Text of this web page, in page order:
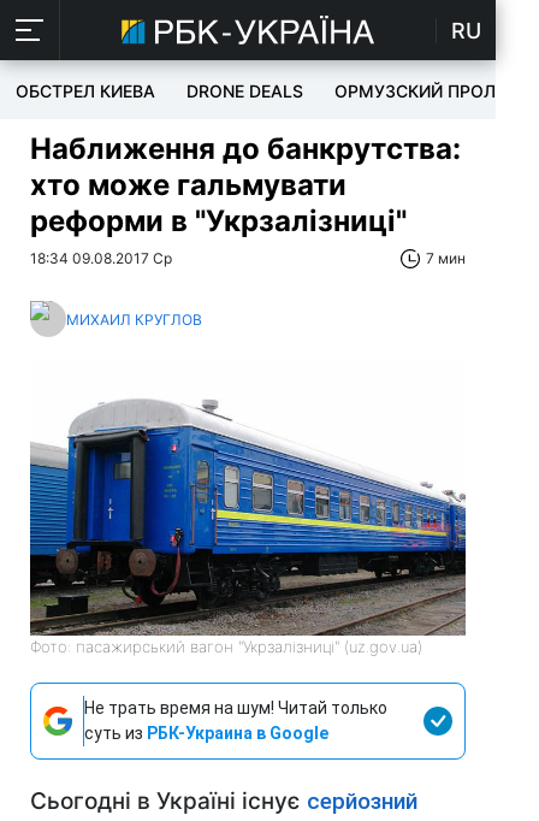
RU
ОБСТРЕЛ КИЕВА DRONE DEALS ОРМУЗСКИЙ ПРОЛИВ
Наближення до банкрутства:
хто може гальмувати
реформи в "Укрзалізниці"
18:34 09.08.2017 Ср 7 мин
МИХАИЛ КРУГЛОВ
Фото: пасажирський вагон "Укрзалізниці" (uz.gov.ua)
Не трать время на шум! Читай только
суть из РБК-Украина в Google
Сьогодні в Україні існує серйозний